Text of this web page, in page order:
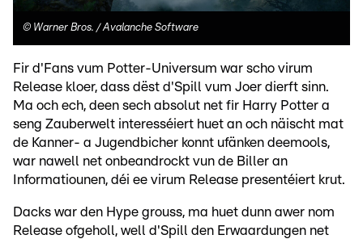
© Warner Bros. / Avalanche Software
Fir d'Fans vum Potter-Universum war scho virum
Release kloer, dass dëst d'Spill vum Joer dierft sinn.
Ma och ech, deen sech absolut net fir Harry Potter a
seng Zauberwelt interesséiert huet an och näischt mat
de Kanner- a Jugendbicher konnt ufänken deemools,
war nawell net onbeandrockt vun de Biller an
Informatiounen, déi ee virum Release presentéiert krut.
Dacks war den Hype grouss, ma huet dunn awer nom
Release ofgeholl, well d'Spill den Erwaardungen net